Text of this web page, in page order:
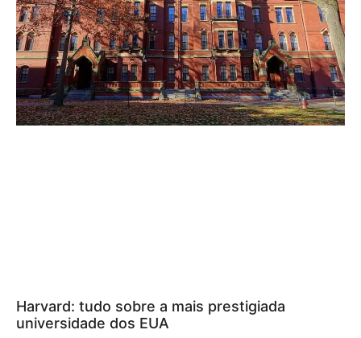
Harvard: tudo sobre a mais prestigiada
universidade dos EUA